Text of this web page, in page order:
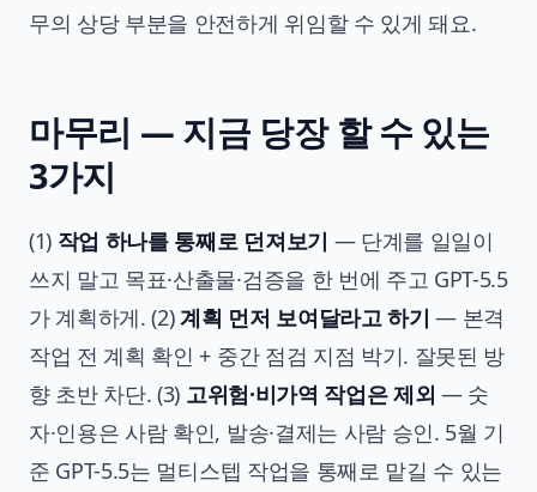
무의 상당 부분을 안전하게 위임할 수 있게 돼요.
마무리 — 지금 당장 할 수 있는
3가지
(1) 작업 하나를 통째로 던져보기 — 단계를 일일이
쓰지 말고 목표·산출물·검증을 한 번에 주고 GPT-5.5
가 계획하게. (2)계획 먼저 보여달라고 하기 — 본격
작업 전 계획 확인 + 중간 점검 지점 박기. 잘못된 방
향 초반 차단. (3) 고위험·비가역 작업은 제외 — 숫
자·인용은 사람 확인, 발송·결제는 사람 승인. 5월 기
준 GPT-5.5는 멀티스텝 작업을 통째로 맡길 수 있는